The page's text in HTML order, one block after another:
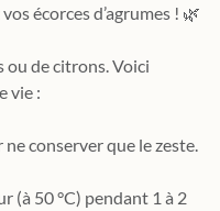
écorces d’agrumes ! 🌿
ou de citrons. Voici
vie :
conserver que le zeste.
(à 50 °C) pendant 1 à 2